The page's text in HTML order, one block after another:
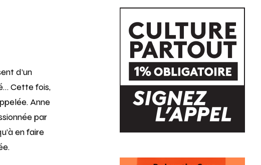
d’un
Cette fois,
Anne
par
en faire